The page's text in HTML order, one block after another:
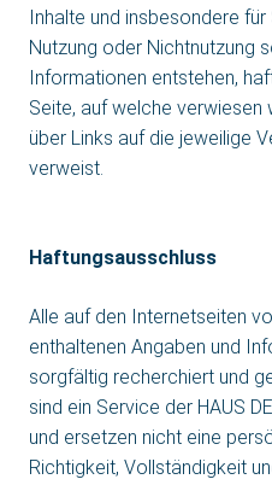
Inhalte und insbesondere
Nutzung oder Nichtnutzung
Informationen entstehen,
Seite, auf welche verwiesen
über Links auf die jeweilige
verweist.
Haftungsausschluss
Alle auf den Internetseiten
enthaltenen Angaben und
sorgfältig recherchiert und
sind ein Service der HAUS
und ersetzen nicht eine
Richtigkeit, Vollständigkeit